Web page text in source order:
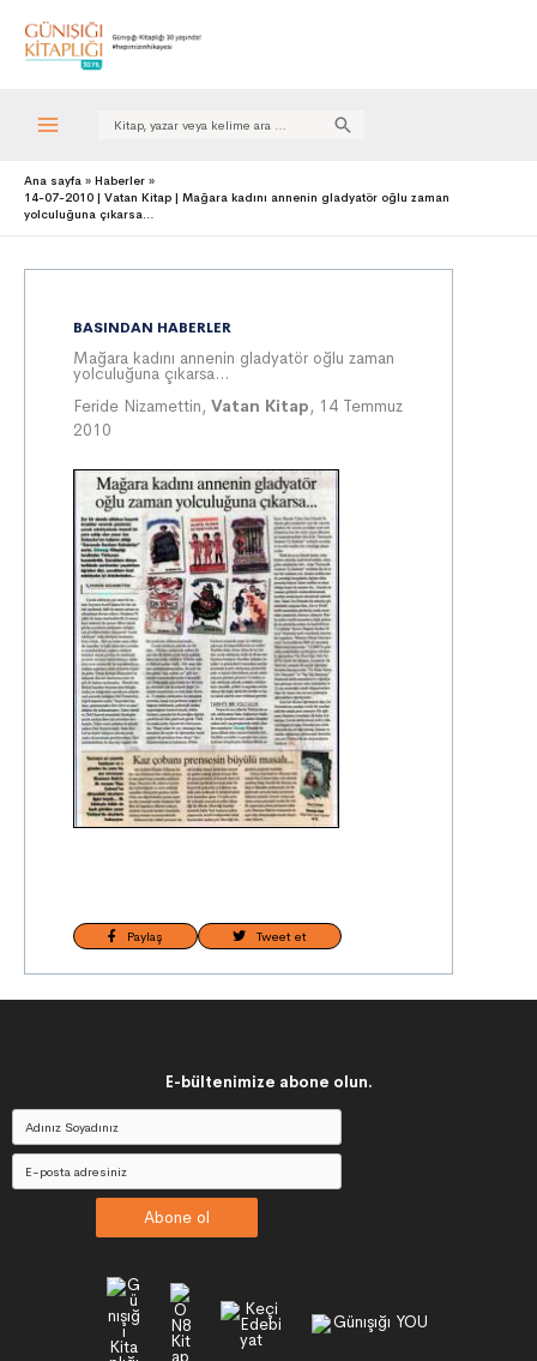
Search
Ana sayfa
Haberler
14-07-2010 | Vatan Kitap | Mağara kadını annenin gladyatör oğlu zaman
yolculuğuna çıkarsa…
BASINDAN HABERLER
Mağara kadını annenin gladyatör oğlu zaman
yolculuğuna çıkarsa...
Feride Nizamettin, Vatan Kitap, 14 Temmuz
2010
Paylaş Tweet et
E-bültenimize abone olun.
Abone ol